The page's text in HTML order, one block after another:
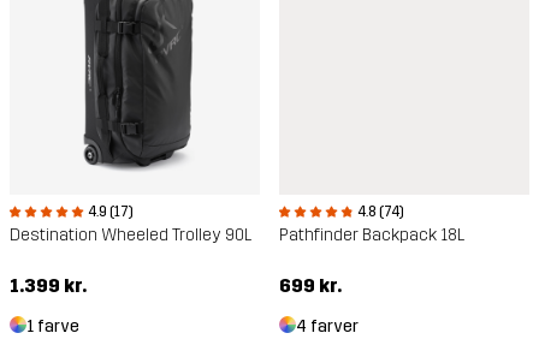
4.9 (17)
Destination Wheeled Trolley 90L
1.399 kr.
1 farve
4.8 (74)
Pathfinder Backpack 18L
699 kr.
4 farver